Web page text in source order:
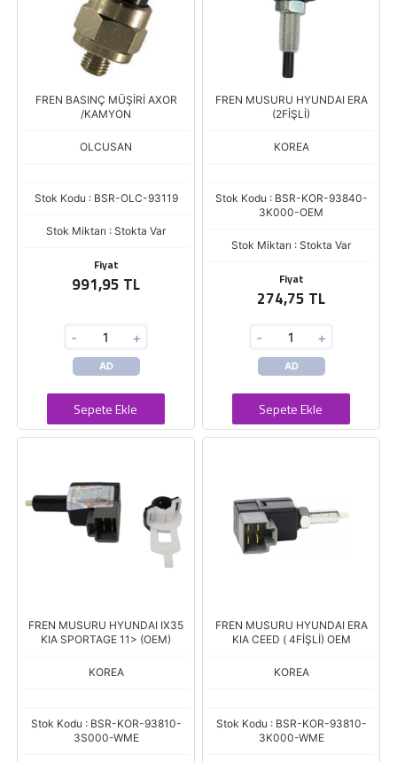
FREN BASINÇ MÜŞİRİ AXOR
/KAMYON
OLCUSAN
Stok Kodu : BSR-OLC-93119
Stok Miktarı : Stokta Var
Fiyat
991,95 TL
- +
AD
Sepete Ekle
FREN MUSURU HYUNDAI ERA
(2FİŞLİ)
KOREA
Stok Kodu : BSR-KOR-93840-
3K000-OEM
Stok Miktarı : Stokta Var
Fiyat
274,75 TL
- +
AD
Sepete Ekle
FREN MUSURU HYUNDAI IX35
KIA SPORTAGE 11> (OEM)
KOREA
Stok Kodu : BSR-KOR-93810-
3S000-WME
FREN MUSURU HYUNDAI ERA
KIA CEED ( 4FİŞLİ) OEM
KOREA
Stok Kodu : BSR-KOR-93810-
3K000-WME